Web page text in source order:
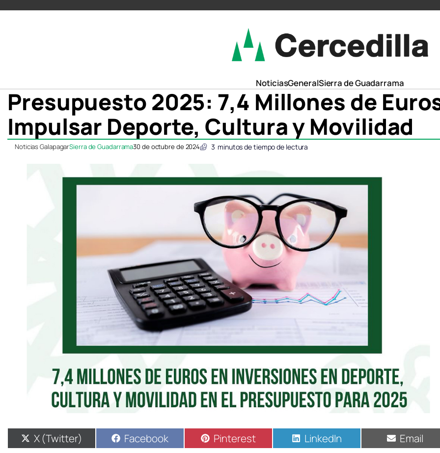
NoticiasGeneralSierra de Guadarrama
Presupuesto 2025: 7,4 Millones de
Impulsar Deporte, Cultura y Movilidad
Noticias GalapagarSierra de Guadarrama30 de octubre de 2024 3 minutos de tiempo de lectura
X (Twitter) Facebook Pinterest LinkedIn
Email